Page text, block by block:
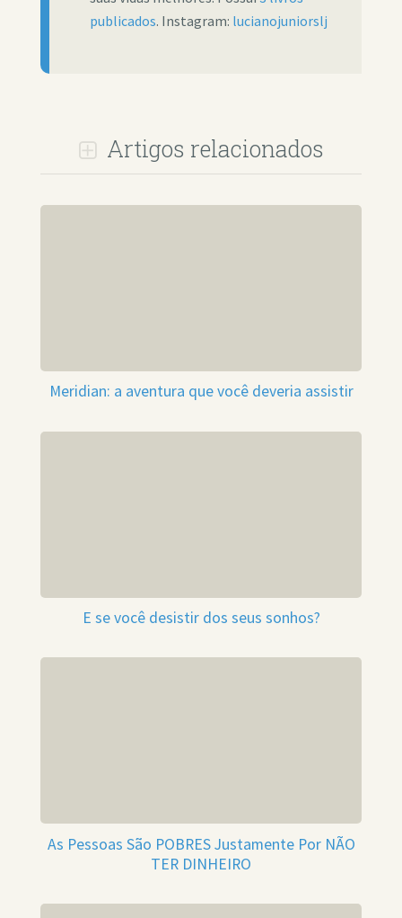
publicados. Instagram: lucianojuniorslj
Artigos relacionados
Meridian: a aventura que você deveria assistir
E se você desistir dos seus sonhos?
As Pessoas São POBRES Justamente Por NÃO
TER DINHEIRO